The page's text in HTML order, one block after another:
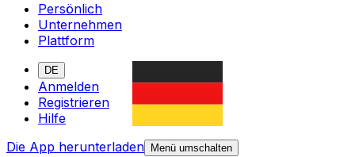
Persönlich
Unternehmen
Plattform
DE
Anmelden
Registrieren
Hilfe
Die App herunterladen
Menü umschalten